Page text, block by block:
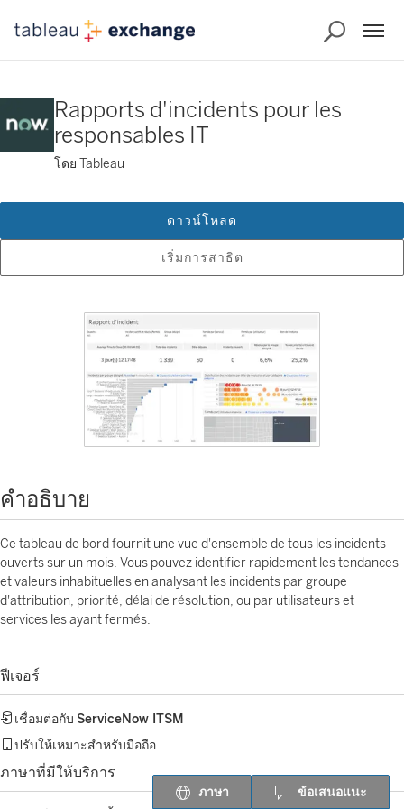
Rapports d'incidents pour les
responsables IT
โดย Tableau
เริ่มการสาธิต
ดาวน์โหลด
คำอธิบาย
Ce tableau de bord fournit une vue d'ensemble de tous les incidents
ouverts sur un mois. Vous pouvez identifier rapidement les tendances
et valeurs inhabituelles en analysant les incidents par groupe
d'attribution, priorité, délai de résolution, ou par utilisateurs et
services les ayant fermés.
ฟีเจอร์
เชื่อมต่อกับ ServiceNow ITSM
ปรับให้เหมาะสำหรับมือถือ
ภาษาที่มีให้บริการ
ภาษา ข้อเสนอแนะ